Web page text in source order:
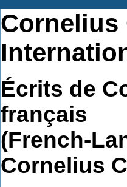
Cornelius
Écrits de
français
(French-
Cornelius